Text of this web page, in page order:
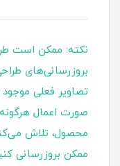
نکته: ممکن است
بروزرسانی‌های
تصاویر فعلی
صورت اعمال
محصول، تلاش
ممکن بروزرسانی